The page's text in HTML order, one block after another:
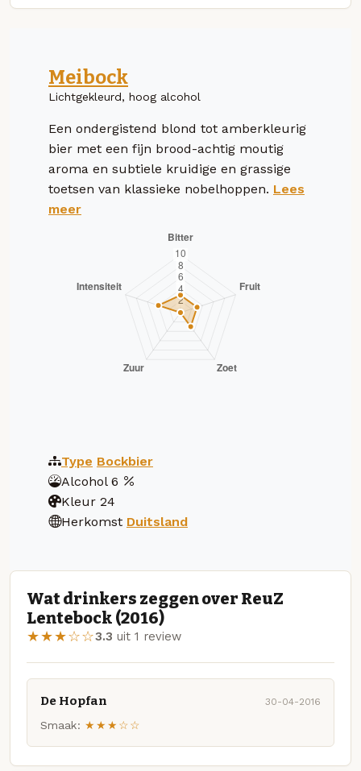
Meibock
Lichtgekleurd, hoog alcohol
Een ondergistend blond tot amberkleurig
bier met een fijn brood-achtig moutig
aroma en subtiele kruidige en grassige
toetsen van klassieke nobelhoppen. Lees
meer
Type Bockbier
Alcohol 6
Kleur 24
Herkomst Duitsland
Wat drinkers zeggen over ReuZ
Lentebock (2016)
★★★☆☆3.3 uit 1 review
De Hopfan 30-04-2016
Smaak: ★★★☆☆